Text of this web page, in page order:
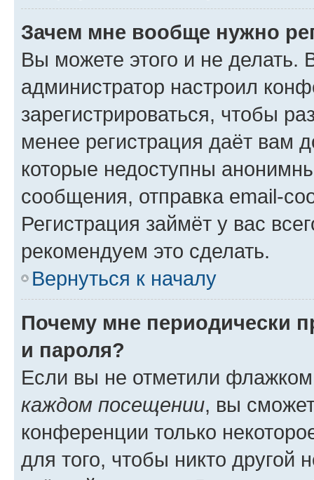
Зачем мне вообще нужно
Вы можете этого и не делать.
администратор настроил
зарегистрироваться, чтобы
менее регистрация даёт вам
которые недоступны
сообщения, отправка email-
Регистрация займёт у вас
рекомендуем это сделать.
Вернуться к началу
Почему мне периодически
и пароля?
Если вы не отметили
каждом посещении, вы
конференции только
для того, чтобы никто другой